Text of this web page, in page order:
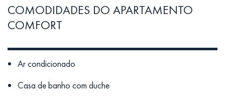
COMODIDADES DO APARTAMENTO
COMFORT
Ar condicionado
Casa de banho com duche